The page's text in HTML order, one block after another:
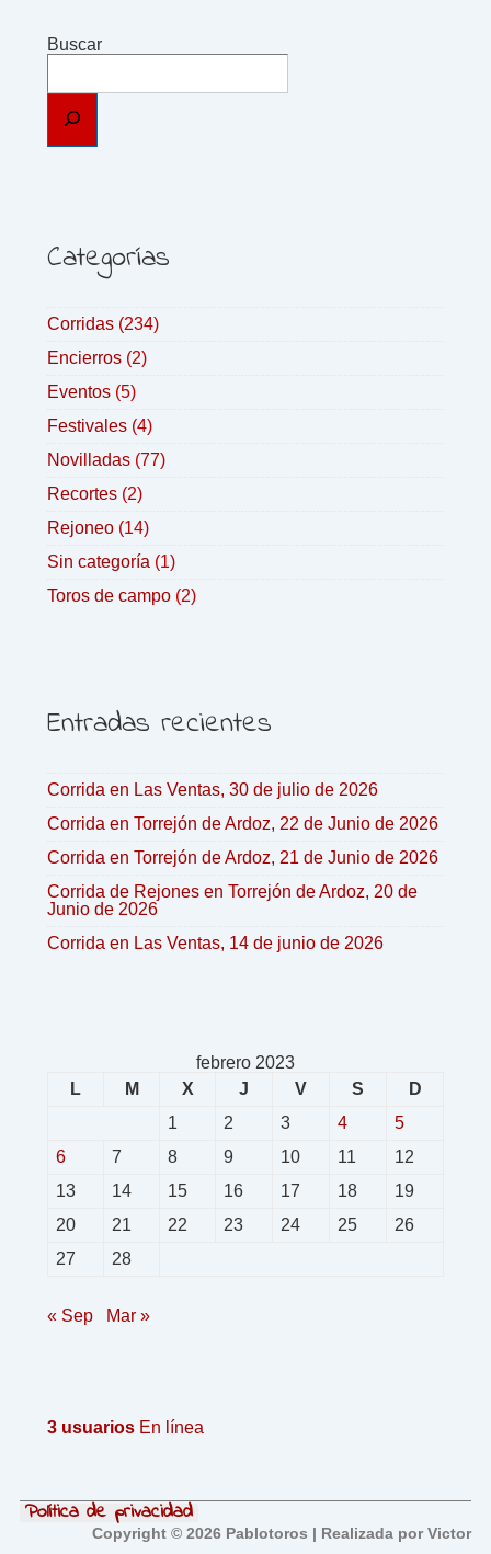
Buscar
Categorías
Corridas (234)
Encierros (2)
Eventos (5)
Festivales (4)
Novilladas (77)
Recortes (2)
Rejoneo (14)
Sin categoría (1)
Toros de campo (2)
Entradas recientes
Corrida en Las Ventas, 30 de julio de 2026
Corrida en Torrejón de Ardoz, 22 de Junio de 2026
Corrida en Torrejón de Ardoz, 21 de Junio de 2026
Corrida de Rejones en Torrejón de Ardoz, 20 de
Junio de 2026
Corrida en Las Ventas, 14 de junio de 2026
febrero 2023
L
M X J V S
D
1
2 3 4
5
6
7 8 9 10 11
12
13
14 15 16 17 18
19
20
21 22 23 24 25
26
27
28
« Sep Mar »
3 usuarios En línea
Política de privacidad
Copyright © 2026 Pablotoros | Realizada por Victor